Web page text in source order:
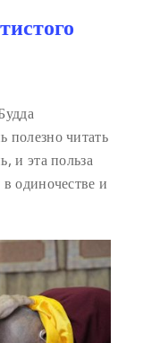
полезно читать
и эта польза
одиночестве и